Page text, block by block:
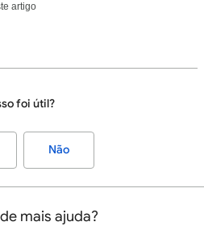
artigo
foi útil?
Não
mais ajuda?